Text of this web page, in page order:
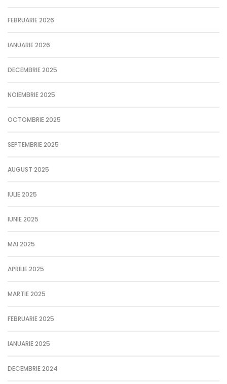
FEBRUARIE 2026
IANUARIE 2026
DECEMBRIE 2025
NOIEMBRIE 2025
OCTOMBRIE 2025
SEPTEMBRIE 2025
AUGUST 2025
IULIE 2025
IUNIE 2025
MAI 2025
APRILIE 2025
MARTIE 2025
FEBRUARIE 2025
IANUARIE 2025
DECEMBRIE 2024